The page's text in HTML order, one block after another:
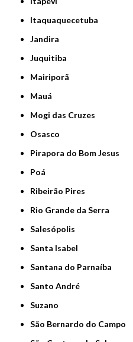
Itaquaquecetuba
Jandira
Juquitiba
Mairiporã
Mauá
Mogi das Cruzes
Osasco
Pirapora do Bom Jesus
Poá
Ribeirão Pires
Rio Grande da Serra
Salesópolis
Santa Isabel
Santana do Parnaíba
Santo André
Suzano
São Bernardo do Campo